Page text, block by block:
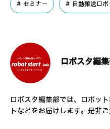
セミナー 自動搬送ロボ
ロボスタ編
ロボスタ編集部では、ロボッ
トなどをお届けします。是非ご